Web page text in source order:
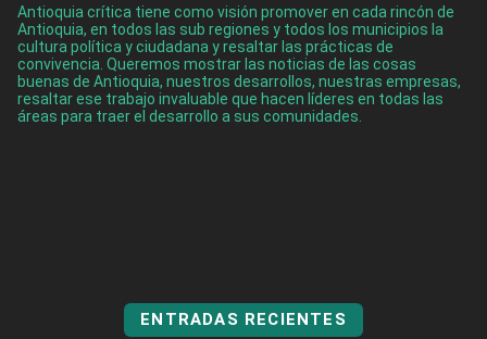
Antioquia crítica tiene como visión promover en cada rincón de
Antioquia, en todos las sub regiones y todos los municipios la
cultura política y ciudadana y resaltar las prácticas de
convivencia. Queremos mostrar las noticias de las cosas
buenas de Antioquia, nuestros desarrollos, nuestras empresas,
resaltar ese trabajo invaluable que hacen líderes en todas las
áreas para traer el desarrollo a sus comunidades.
ENTRADAS RECIENTES